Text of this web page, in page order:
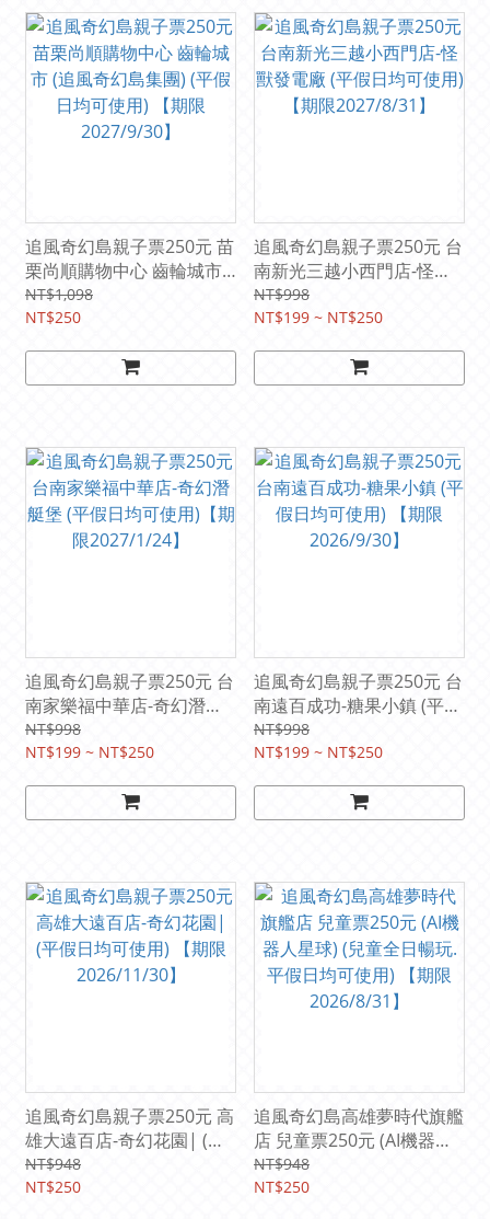
追風奇幻島親子票250元 苗
栗尚順購物中心 齒輪城市
(追風奇幻島集團) (平假日
均可使用) 【期限
NT$1,098
NT$250
追風奇幻島親子票250元 台
南新光三越小西門店-怪獸
發電廠 (平假日均可使用)
【期限2027/8/31】
NT$998
NT$199 ~ NT$250
追風奇幻島親子票250元 台
南家樂福中華店-奇幻潛艇
堡 (平假日均可使用)【期限
2027/1/24】
NT$998
NT$199 ~ NT$250
追風奇幻島親子票250元 台
南遠百成功-糖果小鎮 (平假
日均可使用) 【期限
2026/9/30】
NT$998
NT$199 ~ NT$250
追風奇幻島親子票250元 高
雄大遠百店-奇幻花園| (平
假日均可使用) 【期限
2026/11/30】
NT$948
NT$250
追風奇幻島高雄夢時代旗艦
店 兒童票250元 (AI機器人
星球) (兒童全日暢玩. 平假
日均可使用) 【期限
NT$948
NT$250